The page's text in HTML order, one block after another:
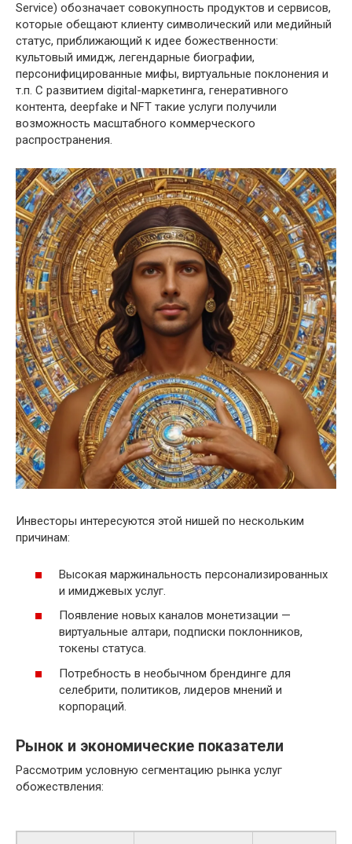
Service) обозначает совокупность продуктов и сервисов,
которые обещают клиенту символический или медийный
статус, приближающий к идее божественности:
культовый имидж, легендарные биографии,
персонифицированные мифы, виртуальные поклонения и
т.п. С развитием digital-маркетинга, генеративного
контента, deepfake и NFT такие услуги получили
возможность масштабного коммерческого
распространения.
Инвесторы интересуются этой нишей по нескольким
причинам:
Высокая маржинальность персонализированных
и имиджевых услуг.
Появление новых каналов монетизации —
виртуальные алтари, подписки поклонников,
токены статуса.
Потребность в необычном брендинге для
селебрити, политиков, лидеров мнений и
корпораций.
Рынок и экономические показатели
Рассмотрим условную сегментацию рынка услуг
обожествления: